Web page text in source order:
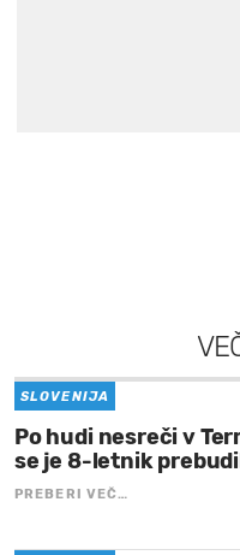
SLOVENIJA
Po hudi nesreči v
se je 8-letnik
PREBERI VEČ…